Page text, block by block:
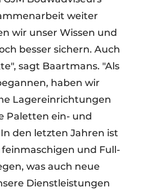
weiter
wir unser Wissen und
besser sichern. Auch
sagt Baartmans. "Als
haben wir
Lagereinrichtungen
Paletten ein- und
den letzten Jahren ist
und Full-
was auch neue
Dienstleistungen